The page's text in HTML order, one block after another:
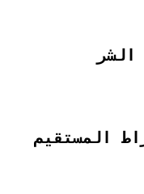
المستقيم